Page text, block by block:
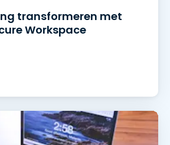
transformeren met
Workspace